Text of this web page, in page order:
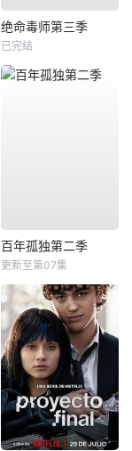
绝命毒师第三季
已完结
百年孤独第二季
更新至第07集